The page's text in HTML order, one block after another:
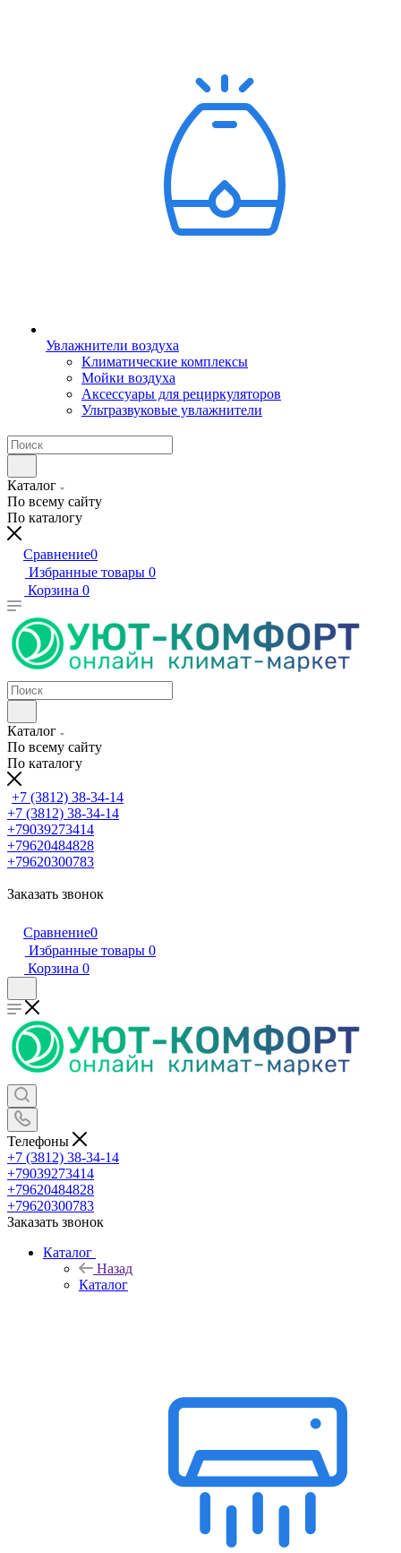
Увлажнители воздуха
Климатические комплексы
Мойки воздуха
Аксессуары для рециркуляторов
Ультразвуковые увлажнители
Каталог
По всему сайту
По каталогу
Сравнение0
Избранные товары 0
Корзина 0
Каталог
По всему сайту
По каталогу
+7 (3812) 38-34-14
+7 (3812) 38-34-14
+79039273414
+79620484828
+79620300783
Заказать звонок
Сравнение0
Избранные товары 0
Корзина 0
Телефоны
+7 (3812) 38-34-14
+79039273414
+79620484828
+79620300783
Заказать звонок
Каталог
Назад
Каталог